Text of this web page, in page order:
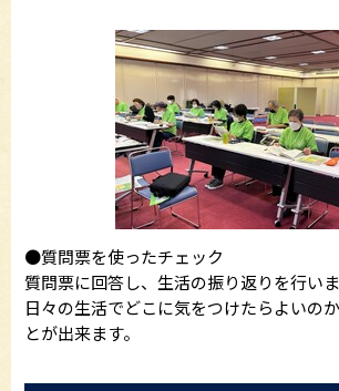
●質問票を使ったチェック
質問票に回答し、生活の振り返りを行いま
日々の生活でどこに気をつけたらよいの
とが出来ます。